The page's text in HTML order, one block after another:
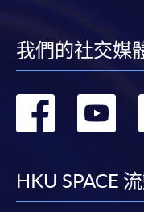
我們的社交媒
轉
HKU SPACE